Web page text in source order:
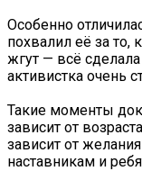
Особенно
похвалил её за то,
жгут — всё
активистка очень
Такие моменты
зависит от
зависит от
наставникам и